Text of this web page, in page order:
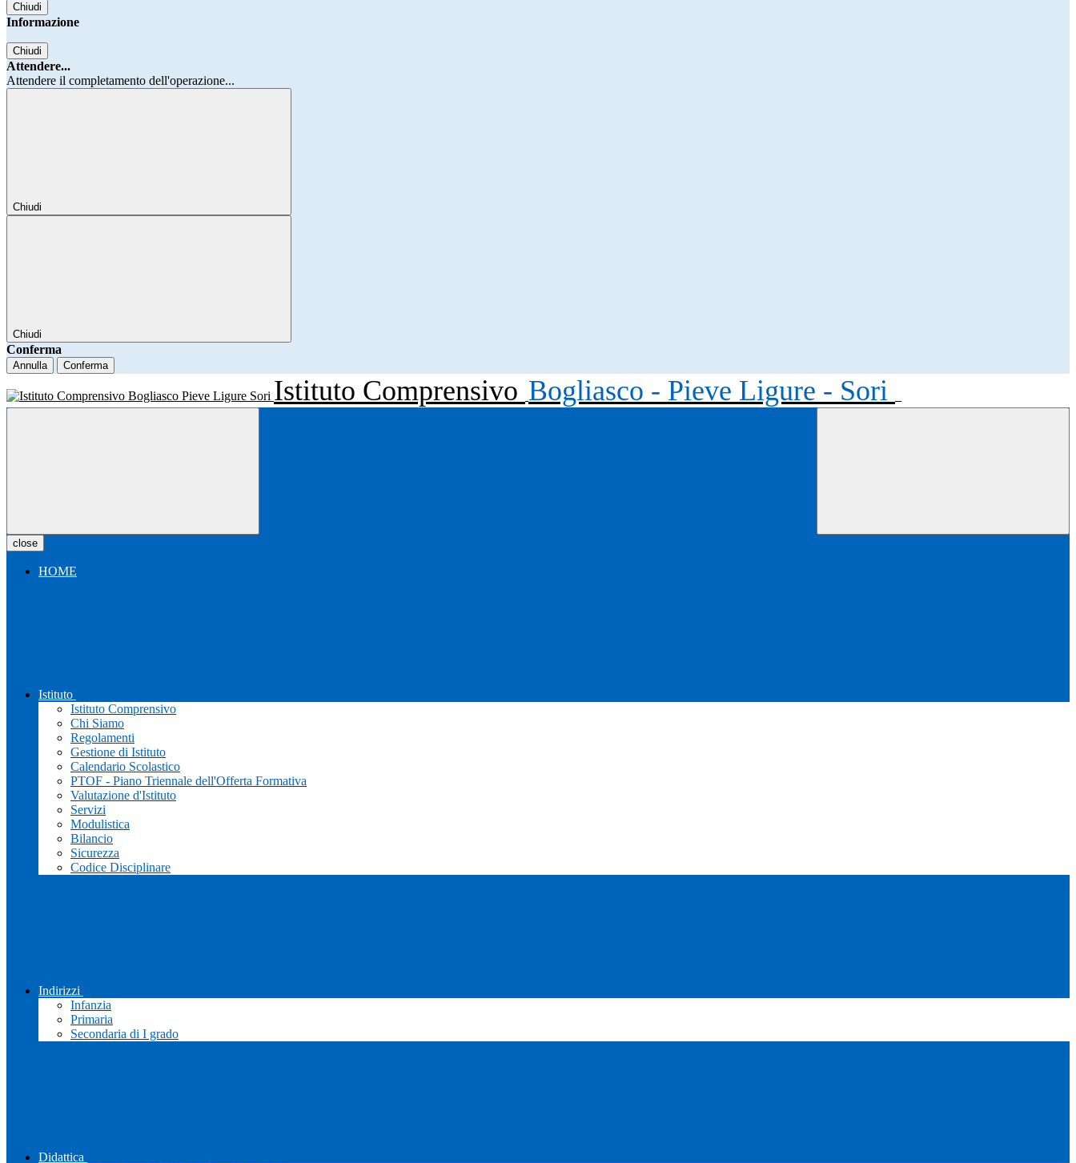
Chiudi
Informazione
Chiudi
Attendere...
Attendere il completamento dell'operazione...
Chiudi
Chiudi
Conferma
Annulla Conferma
Istituto Comprensivo Bogliasco - Pieve Ligure - Sori
close
HOME
Istituto
Istituto Comprensivo
Chi Siamo
Regolamenti
Gestione di Istituto
Calendario Scolastico
PTOF - Piano Triennale dell'Offerta Formativa
Valutazione d'Istituto
Servizi
Modulistica
Bilancio
Sicurezza
Codice Disciplinare
Indirizzi
Infanzia
Primaria
Secondaria di I grado
Didattica